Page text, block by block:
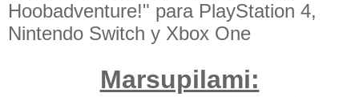
Hoobadventure!" para PlayStation 4,
Nintendo Switch y Xbox One
Marsupilami: